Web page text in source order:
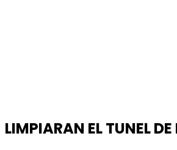
LIMPIARAN EL TUNEL DE